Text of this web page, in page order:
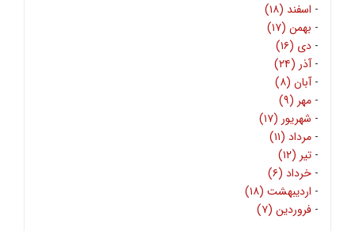
- اسفند (۱۸)
- بهمن (۱۷)
- دی (۱۶)
-آذر (۲۴)
-آبان (۸)
- مهر (۹)
- شهریور (۱۷)
- مرداد (۱۱)
- تیر (۱۲)
- خرداد (۶)
- اردیبهشت (۱۸)
- فروردین (۷)